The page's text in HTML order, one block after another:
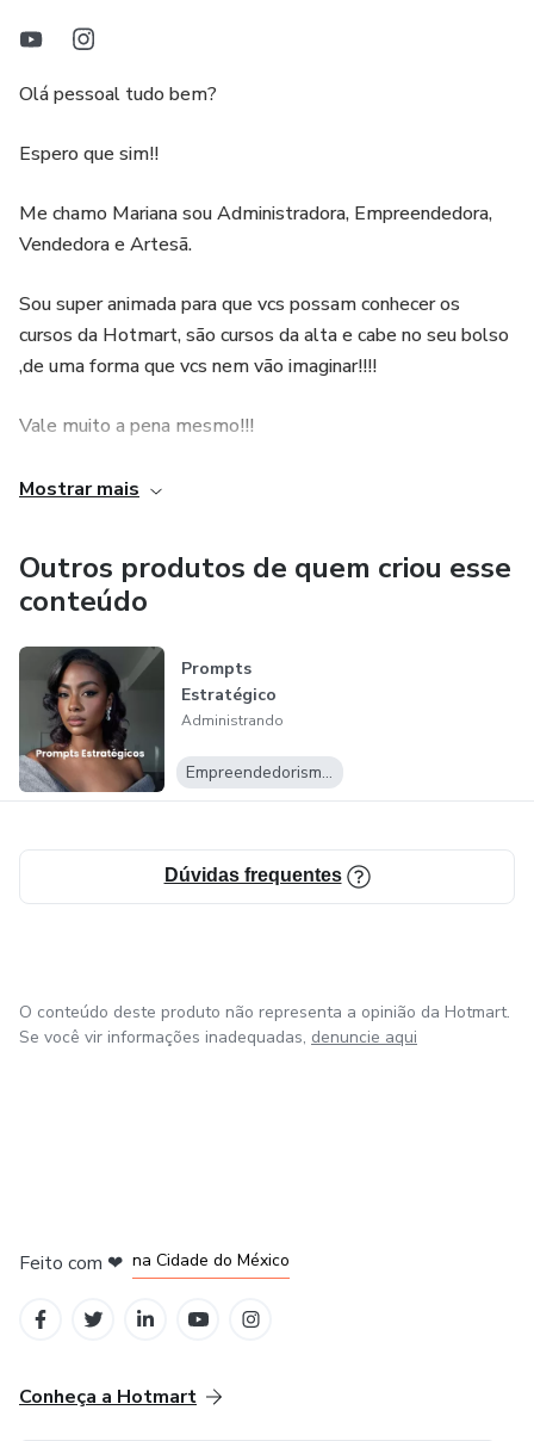
Olá pessoal tudo bem?
Espero que sim!!
Me chamo Mariana sou Administradora, Empreendedora,
Vendedora e Artesã.
Sou super animada para que vcs possam conhecer os
cursos da Hotmart, são cursos da alta e cabe no seu bolso
,de uma forma que vcs nem vão imaginar!!!!
Vale muito a pena mesmo!!!
Sobre o conteúdo do curso :
explicação e entendimento, exercícios para tirar a dúvida e
muito mas.
Não só os cursos, mas os produtos são de qualidade então
não percam tempo!!!
Mostrar mais
Outros produtos de quem criou esse
conteúdo
Prompts
Estratégico
Administrando
Empreendedorismo Digital
Dúvidas frequentes
O conteúdo deste produto não representa a opinião da Hotmart.
Se você vir informações inadequadas, denuncie aqui
Feito com ❤ na Cidade do México
Conheça a Hotmart